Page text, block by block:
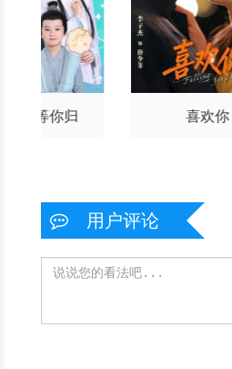
开，等你归 喜欢你
用户评论